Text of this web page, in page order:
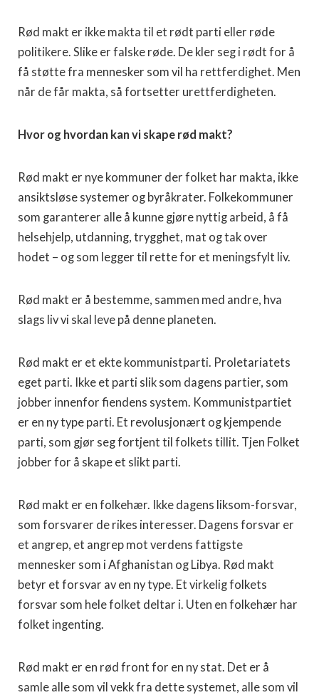
Rød makt er ikke makta til et rødt parti eller røde
politikere. Slike er falske røde. De kler seg i rødt for å
få støtte fra mennesker som vil ha rettferdighet. Men
når de får makta, så fortsetter urettferdigheten.
Hvor og hvordan kan vi skape rød makt?
Rød makt er nye kommuner der folket har makta, ikke
ansiktsløse systemer og byråkrater. Folkekommuner
som garanterer alle å kunne gjøre nyttig arbeid, å få
helsehjelp, utdanning, trygghet, mat og tak over
hodet – og som legger til rette for et meningsfylt liv.
Rød makt er å bestemme, sammen med andre, hva
slags liv vi skal leve på denne planeten.
Rød makt er et ekte kommunistparti. Proletariatets
eget parti. Ikke et parti slik som dagens partier, som
jobber innenfor fiendens system. Kommunistpartiet
er en ny type parti. Et revolusjonært og kjempende
parti, som gjør seg fortjent til folkets tillit. Tjen Folket
jobber for å skape et slikt parti.
Rød makt er en folkehær. Ikke dagens liksom-forsvar,
som forsvarer de rikes interesser. Dagens forsvar er
et angrep, et angrep mot verdens fattigste
mennesker som i Afghanistan og Libya. Rød makt
betyr et forsvar av en ny type. Et virkelig folkets
forsvar som hele folket deltar i. Uten en folkehær har
folket ingenting.
Rød makt er en rød front for en ny stat. Det er å
samle alle som vil vekk fra dette systemet, alle som vil